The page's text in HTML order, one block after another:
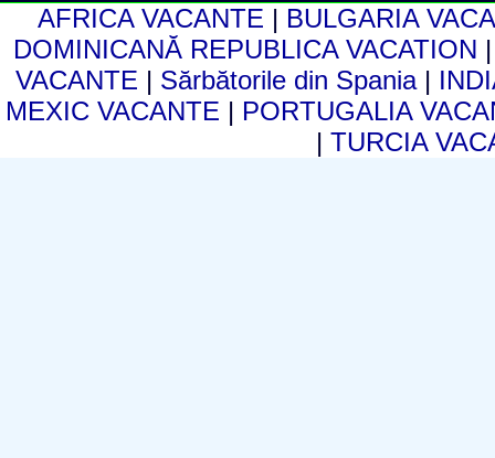
AFRICA VACANTE | BULGARIA
DOMINICANĂ REPUBLICA VACATION
VACANTE | Sărbătorile din Spania |
MEXIC VACANTE | PORTUGALIA
| TURCIA